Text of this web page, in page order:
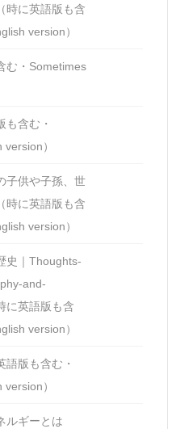
時に英語版も含
version）
む・Sometimes
含む・
）
子供や子孫、世
時に英語版も含
version）
史｜Thoughts-
and-
に英語版も含
version）
版も含む・
）
ルギーとは